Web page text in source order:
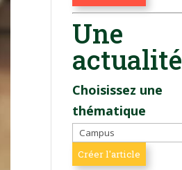
Une
actualité
Choisissez une
thématique